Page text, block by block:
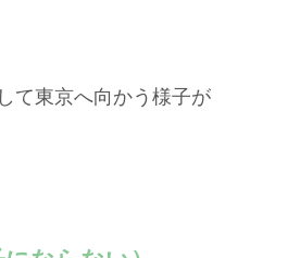
て東京へ向かう様子が